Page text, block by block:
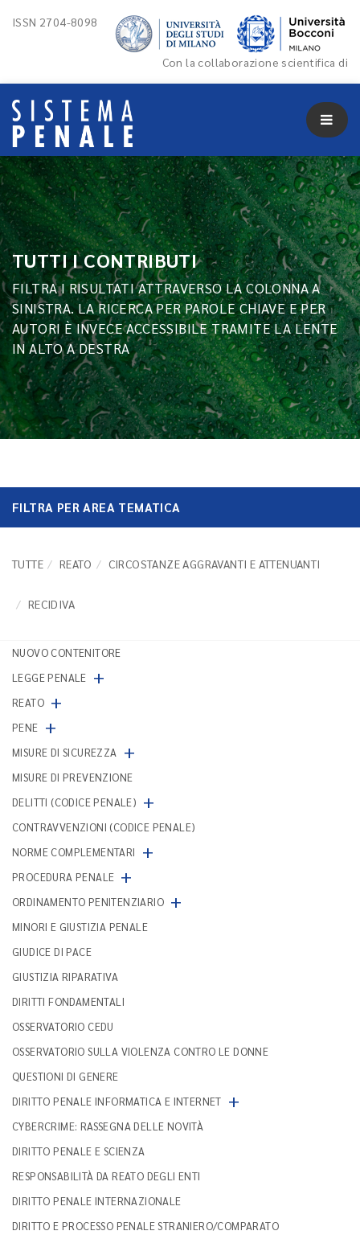
ISSN 2704-8098
Con la collaborazione scientifica di
TUTTI I CONTRIBUTI
FILTRA I RISULTATI ATTRAVERSO LA COLONNA A
SINISTRA. LA RICERCA PER PAROLE CHIAVE E PER
AUTORI È INVECE ACCESSIBILE TRAMITE LA LENTE
IN ALTO A DESTRA
FILTRA PER AREA TEMATICA
TUTTE REATO CIRCOSTANZE AGGRAVANTI E ATTENUANTI
RECIDIVA
NUOVO CONTENITORE
LEGGE PENALE +
REATO +
PENE +
MISURE DI SICUREZZA +
MISURE DI PREVENZIONE
DELITTI (CODICE PENALE) +
CONTRAVVENZIONI (CODICE PENALE)
NORME COMPLEMENTARI
+
PROCEDURA PENALE +
ORDINAMENTO PENITENZIARIO +
MINORI E GIUSTIZIA PENALE
GIUDICE DI PACE
GIUSTIZIA RIPARATIVA
DIRITTI FONDAMENTALI
OSSERVATORIO CEDU
OSSERVATORIO SULLA VIOLENZA CONTRO LE DONNE
QUESTIONI DI GENERE
DIRITTO PENALE INFORMATICA E INTERNET +
CYBERCRIME: RASSEGNA DELLE NOVITÀ
DIRITTO PENALE E SCIENZA
RESPONSABILITÀ DA REATO DEGLI ENTI
DIRITTO PENALE INTERNAZIONALE
DIRITTO E PROCESSO PENALE STRANIERO/COMPARATO